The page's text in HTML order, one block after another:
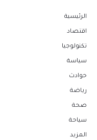
الرئيسية
اقتصاد
تكنولوجيا
سياسة
حوادث
رياضة
صحة
سياحة
المزيد